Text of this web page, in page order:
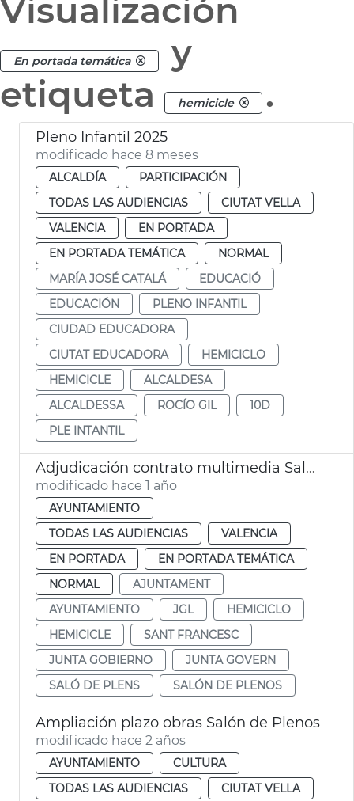
Visualización
En portada temática
y
etiqueta
hemicicle .
Pleno Infantil 2025
modificado hace 8 meses
ALCALDÍA
PARTICIPACIÓN
TODAS LAS AUDIENCIAS
CIUTAT VELLA
VALENCIA
EN PORTADA
EN PORTADA TEMÁTICA
NORMAL
MARÍA JOSÉ CATALÁ
EDUCACIÓ
EDUCACIÓN
PLENO INFANTIL
CIUDAD EDUCADORA
CIUTAT EDUCADORA
HEMICICLO
HEMICICLE
ALCALDESA
ALCALDESSA
ROCÍO GIL
10D
PLE INTANTIL
Adjudicación contrato multimedia Salón de Plenos Ayuntamiento València
modificado hace 1 año
AYUNTAMIENTO
TODAS LAS AUDIENCIAS
VALENCIA
EN PORTADA
EN PORTADA TEMÁTICA
NORMAL
AJUNTAMENT
AYUNTAMIENTO
JGL
HEMICICLO
HEMICICLE
SANT FRANCESC
JUNTA GOBIERNO
JUNTA GOVERN
SALÓ DE PLENS
SALÓN DE PLENOS
Ampliación plazo obras Salón de Plenos
modificado hace 2 años
AYUNTAMIENTO
CULTURA
TODAS LAS AUDIENCIAS
CIUTAT VELLA